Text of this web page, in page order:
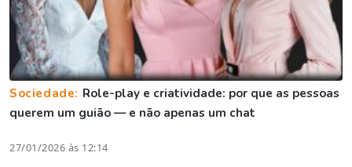
Sociedade: Role-play e criatividade: por que as pessoas
querem um guião — e não apenas um chat
27/01/2026 às 12:14